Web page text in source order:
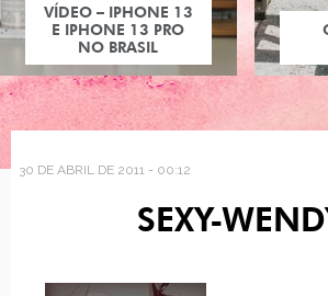
VÍDEO – IPHONE 13
E IPHONE 13 PRO
NO BRASIL
30 DE ABRIL DE 2011 - 00:12
SEXY-